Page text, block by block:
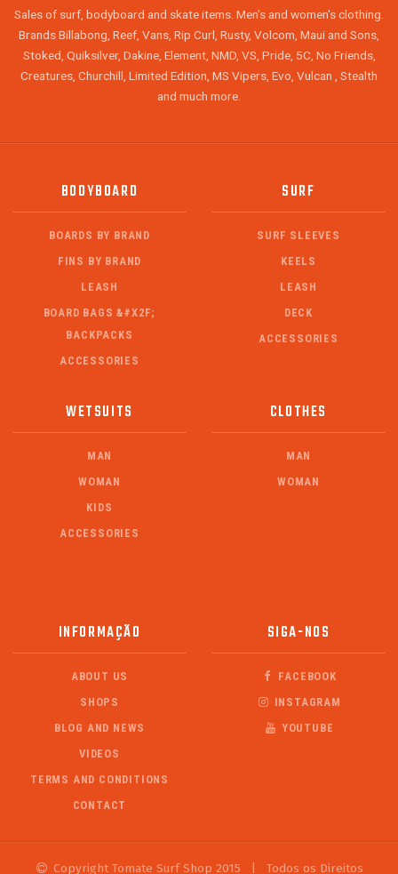
Sales of surf, bodyboard and skate items. Men's and women's clothing.
Brands Billabong, Reef, Vans, Rip Curl, Rusty, Volcom, Maui and Sons,
Stoked, Quiksilver, Dakine, Element, NMD, VS, Pride, 5C, No Friends,
Creatures, Churchill, Limited Edition, MS Vipers, Evo, Vulcan , Stealth
and much more.
BODYBOARD
BOARDS BY BRAND
FINS BY BRAND
LEASH
BOARD BAGS &#X2F;
BACKPACKS
ACCESSORIES
SURF
SURF SLEEVES
KEELS
LEASH
DECK
ACCESSORIES
WETSUITS
MAN
WOMAN
KIDS
ACCESSORIES
CLOTHES
MAN
WOMAN
INFORMAÇÃO
ABOUT US
SHOPS
BLOG AND NEWS
VIDEOS
TERMS AND CONDITIONS
CONTACT
SIGA-NOS
FACEBOOK
INSTAGRAM
YOUTUBE
Copyright Tomate Surf Shop 2015 Todos os Direitos